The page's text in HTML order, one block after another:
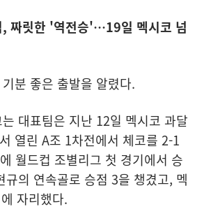
, 짜릿한 '역전승'…19일 멕시코 넘
분 좋은 출발을 알렸다.
대표팀은 지난 12일 멕시코 과달
열린 A조 1차전에서 체코를 2-1
월드컵 조별리그 첫 경기에서 승
규의 연속골로 승점 3을 챙겼고, 멕
자리했다.